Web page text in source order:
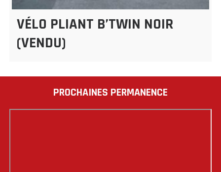
VÉLO PLIANT B’TWIN NOIR
(VENDU)
PROCHAINES PERMANENCE